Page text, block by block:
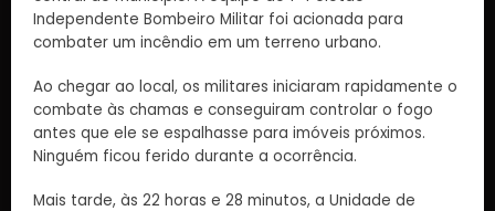
Independente Bombeiro Militar foi acionada para
combater um incêndio em um terreno urbano.
Ao chegar ao local, os militares iniciaram rapidamente o
combate às chamas e conseguiram controlar o fogo
antes que ele se espalhasse para imóveis próximos.
Ninguém ficou ferido durante a ocorrência.
Mais tarde, às 22 horas e 28 minutos, a Unidade de